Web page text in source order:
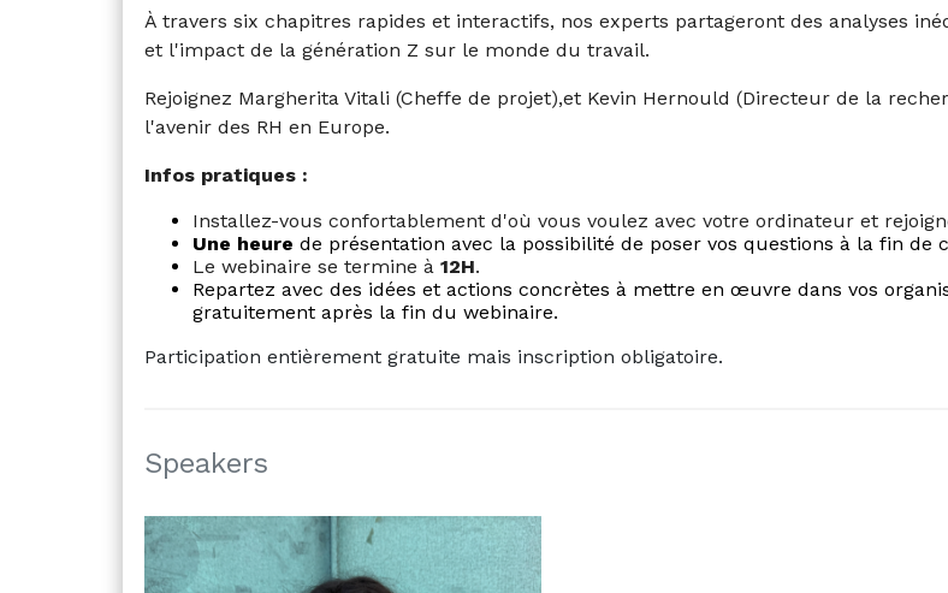
À travers six chapitres rapides et interactifs, nos experts partageront des analyses
et l'impact de la génération Z sur le monde du travail.
Rejoignez Margherita Vitali (Cheffe de projet),et Kevin Hernould (Directeur de la
l'avenir des RH en Europe.
Infos pratiques :
Installez-vous confortablement d'où vous voulez avec votre ordinateur et
Une heure de présentation avec la possibilité de poser vos questions à la fin de
Le webinaire se termine à 12H.
Repartez avec des idées et actions concrètes à mettre en œuvre dans vos
gratuitement après la fin du webinaire.
Participation entièrement gratuite mais inscription obligatoire.
Speakers